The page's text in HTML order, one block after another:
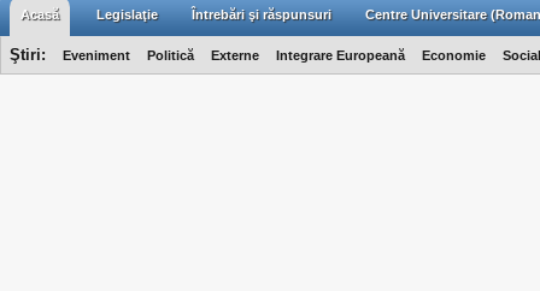
Acasă Legislaţie Întrebări şi răspunsuri Centre Universitare
Ştiri: Eveniment Politică Externe Integrare Europeană Economie Social